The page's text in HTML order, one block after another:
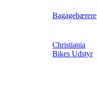
Bagagebærere
Christiania
Bikes Udstyr